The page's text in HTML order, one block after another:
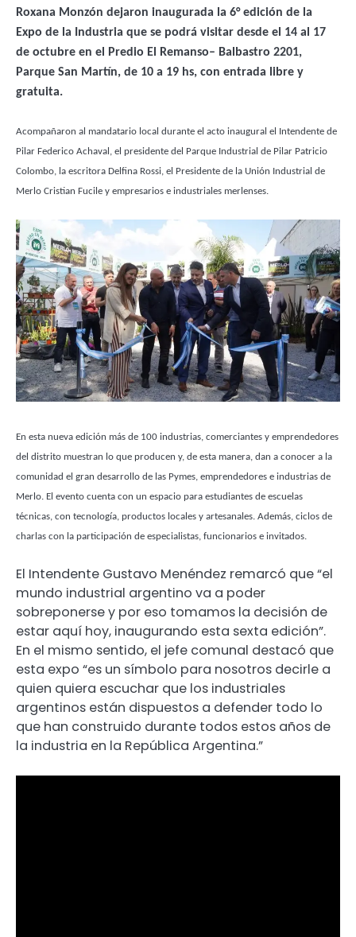
Roxana Monzón dejaron inaugurada la 6° edición de la
Expo de la Industria que se podrá visitar desde el 14 al 17
de octubre en el Predio El Remanso– Balbastro 2201,
Parque San Martín, de 10 a 19 hs, con entrada libre y
gratuita.
Acompañaron al mandatario local durante el acto inaugural el Intendente de
Pilar Federico Achaval, el presidente del Parque Industrial de Pilar Patricio
Colombo, la escritora Delfina Rossi, el Presidente de la Unión Industrial de
Merlo Cristian Fucile y empresarios e industriales merlenses.
En esta nueva edición más de 100 industrias, comerciantes y emprendedores
del distrito muestran lo que producen y, de esta manera, dan a conocer a la
comunidad el gran desarrollo de las Pymes, emprendedores e industrias de
Merlo. El evento cuenta con un espacio para estudiantes de escuelas
técnicas, con tecnología, productos locales y artesanales. Además, ciclos de
charlas con la participación de especialistas, funcionarios e invitados.
El Intendente Gustavo Menéndez remarcó que “el
mundo industrial argentino va a poder
sobreponerse y por eso tomamos la decisión de
estar aquí hoy, inaugurando esta sexta edición”.
En el mismo sentido, el jefe comunal destacó que
esta expo “es un símbolo para nosotros decirle a
quien quiera escuchar que los industriales
argentinos están dispuestos a defender todo lo
que han construido durante todos estos años de
la industria en la República Argentina.”